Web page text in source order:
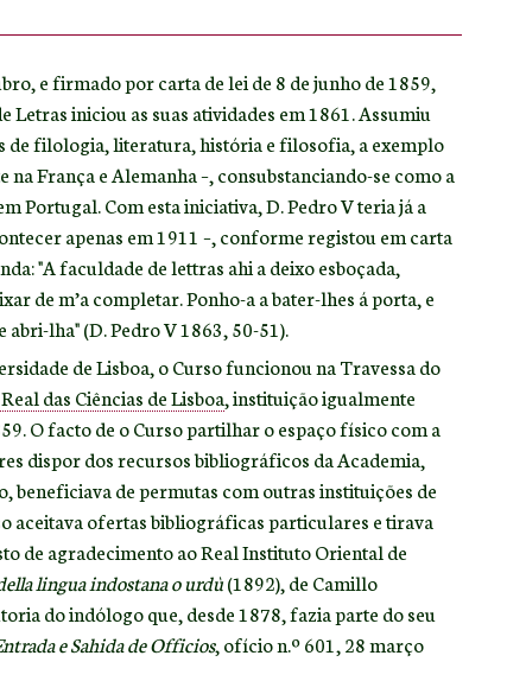
e firmado por carta de lei de 8 de junho de 1859,
iniciou as suas atividades em 1861. Assumiu
de filologia, literatura, história e filosofia, a exemplo
França e Alemanha –, consubstanciando-se como a
Portugal. Com esta iniciativa, D. Pedro V teria já a
apenas em 1911 –, conforme registou em carta
"A faculdade de lettras ahi a deixo esboçada,
de m’a completar. Ponho-a a bater-lhes á porta, e
lha" (D. Pedro V 1863, 50-51).
de Lisboa, o Curso funcionou na Travessa do
das Ciências de Lisboa, instituição igualmente
O facto de o Curso partilhar o espaço físico com a
dispor dos recursos bibliográficos da Academia,
de permutas com outras instituições de
aceitava ofertas bibliográficas particulares e tirava
de agradecimento ao Real Instituto Oriental de
lingua indostana o urdù(1892), de Camillo
do indólogo que, desde 1878, fazia parte do seu
e Sahida de Officios, ofício n.º 601, 28 março